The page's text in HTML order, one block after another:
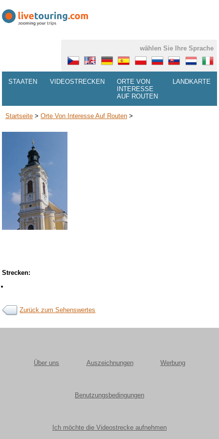
wählen Sie Ihre Sprache
STAATEN VIDEOSTRECKEN
ORTE VON
INTERESSE
AUF ROUTEN
LANDKARTE
Startseite> Orte Von Interesse Auf Routen>
Strecken:
Zurück zum Sehenswertes
Über uns Auszeichnungen Werbung
Benutzungsbedingungen
Ich möchte die Videostrecke aufnehmen